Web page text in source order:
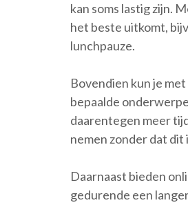
kan soms lastig zijn.
het beste uitkomt,
lunchpauze.
Bovendien kun je
bepaalde
daarentegen meer
nemen zonder dat dit
Daarnaast bieden
gedurende een